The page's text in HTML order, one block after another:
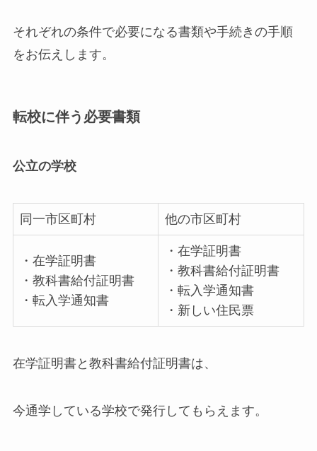
それぞれの条件で必要になる書類や手続きの手順
をお伝えします。
転校に伴う必要書類
公立の学校
同一市区町村 他の市区町村
・在学証明書
・教科書給付証明書
・転入学通知書
・在学証明書
・教科書給付証明書
・転入学通知書
・新しい住民票
在学証明書と教科書給付証明書は、
今通学している学校で発行してもらえます。